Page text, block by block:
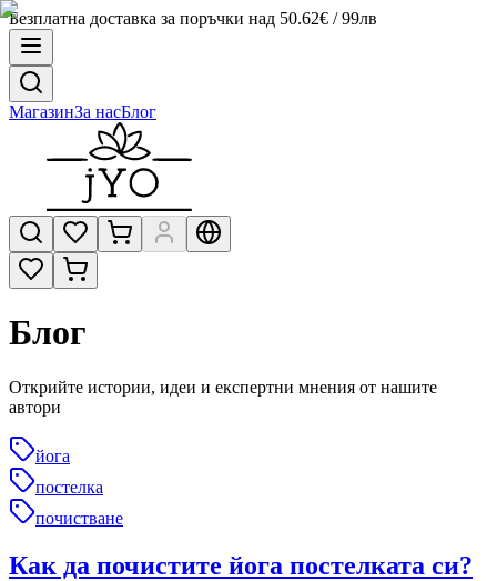
Безплатна доставка за поръчки над 50.62€ / 99лв
МагазинЗа насБлог
Блог
Открийте истории, идеи и експертни мнения от нашите
автори
йога
постелка
почистване
Как да почистите йога постелката си?